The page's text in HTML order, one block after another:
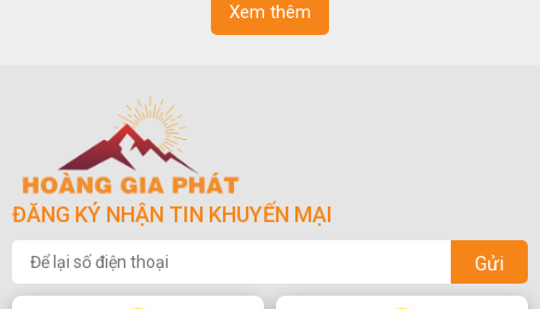
Xem thêm
ĐĂNG KÝ NHẬN TIN KHUYẾN MẠI
Gửi